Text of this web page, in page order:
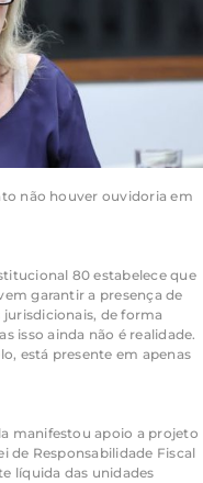
não houver ouvidoria em
80 estabelece que
garantir a presença de
de forma
isso ainda não é realidade.
está presente em apenas
manifestou apoio a projeto
de Responsabilidade Fiscal
líquida das unidades